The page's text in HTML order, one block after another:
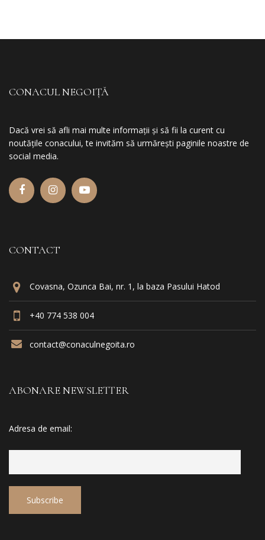
CONACUL NEGOIȚĂ
Dacă vrei să afli mai multe informații și să fii la curent cu
noutățile conacului, te invităm să urmărești paginile noastre de
social media.
CONTACT
Covasna, Ozunca Bai, nr. 1, la baza Pasului Hatod
+40 774 538 004
contact@conaculnegoita.ro
ABONARE NEWSLETTER
Adresa de email: